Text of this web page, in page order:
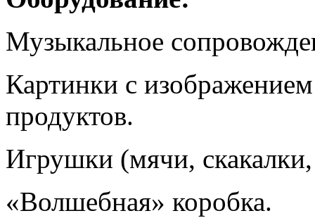
Музыкальное
Картинки с
продуктов.
Игрушки (мячи,
«Волшебная» коробка.